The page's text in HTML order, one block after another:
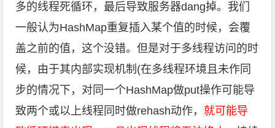
多的线程死循环，最后导致服务器dang掉。我们
一般认为HashMap重复插入某个值的时候，会覆
盖之前的值，这个没错。但是对于多线程访问的时
候，由于其内部实现机制(在多线程环境且未作同
步的情况下，对同一个HashMap做put操作可能导
致两个或以上线程同时做rehash动作， 就可能导